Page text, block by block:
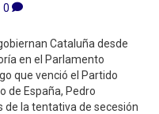
0
Cataluña desde
en el Parlamento
que venció el Partido
de España, Pedro
de la tentativa de secesión